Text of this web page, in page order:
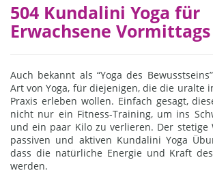
504 Kundalini Yoga für
Erwachsene Vormittags
Auch bekannt als “Yoga des
Art von Yoga, für diejenigen, die die uralte
Praxis erleben wollen. Einfach gesagt,
nicht nur ein Fitness-Training, um ins
und ein paar Kilo zu verlieren. Der stetige
passiven und aktiven Kundalini Yoga
dass die natürliche Energie und Kraft
werden.